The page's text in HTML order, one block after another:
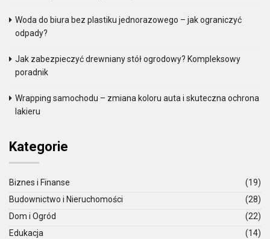
Woda do biura bez plastiku jednorazowego – jak ograniczyć
odpady?
Jak zabezpieczyć drewniany stół ogrodowy? Kompleksowy
poradnik
Wrapping samochodu – zmiana koloru auta i skuteczna ochrona
lakieru
Kategorie
Biznes i Finanse
(19)
Budownictwo i Nieruchomości
(28)
Dom i Ogród
(22)
Edukacja
(14)